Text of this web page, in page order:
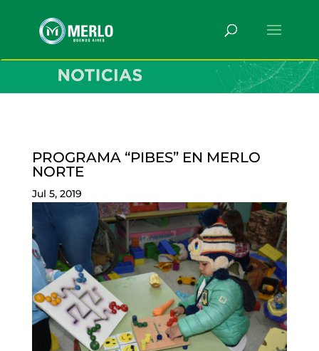
PROGRAMA “PIBES” EN MERLO
NORTE
Jul 5, 2019